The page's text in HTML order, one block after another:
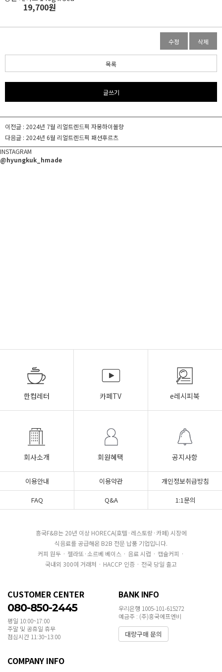
19,700원
수정 삭제
목록
글쓰기
이전글 : 2024년 7월 리얼트렌드픽 자몽하이볼향
다음글 : 2024년 6월 리얼트렌드픽 패션후르츠
INSTAGRAM
@hyungkuk_hmade
한컵레터 카페TV e레시피북
회사소개 회원혜택 공지사항
이용안내 이용약관
개인정보취급방침
FAQ
Q&A 1:1문의
흥국F&B는 20년 이상 HORECA(호텔·레스토랑·카페) 시장에
식음료를 공급해온 B2B 전문 납품 기업입니다.
커피 원두 · 젤라또·소르베 베이스 · 음료 시럽 · 캡슐커피 ·
국내외 300여 거래처 · HACCP 인증 · 전국 당일 출고
CUSTOMER CENTER
080-850-2445
평일 10:00~17:00
주말 및 공휴일 휴무
점심시간 11:30~13:00
BANK INFO
우리은행 1005-101-615272
예금주 : (주)흥국에프엔비
대량구매 문의
COMPANY INFO